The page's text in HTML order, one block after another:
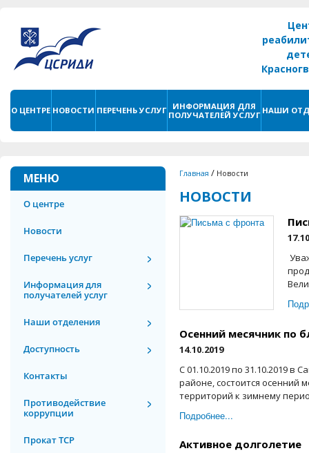
О ЦЕНТРЕ НОВОСТИ ПЕРЕЧЕНЬ УСЛУГ
ИНФОРМАЦИЯ ДЛЯ
ПОЛУЧАТЕЛЕЙ УСЛУГ НАШИ
МЕНЮ
О центре
Новости
Перечень услуг
Информация для
получателей услуг
Наши отделения
Доступность
Контакты
Противодействие
коррупции
Прокат ТСР
Главная / Новости
НОВОСТИ
Осенний месячник по
14.10.2019
С 01.10.2019 по 31.10.2019 в
районе, состоится осенний
территорий к зимнему
Подробнее...
Активное долголетие